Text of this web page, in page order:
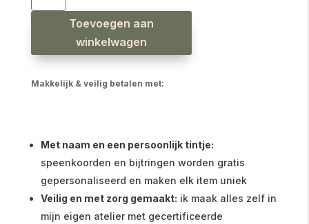
taupe
Toevoegen aan
winkelwagen
Makkelijk & veilig betalen met:
Met naam en een persoonlijk tintje:
speenkoorden en bijtringen worden gratis
gepersonaliseerd en maken elk item uniek
Veilig en met zorg gemaakt: ik maak alles zelf in
mijn eigen atelier met gecertificeerde